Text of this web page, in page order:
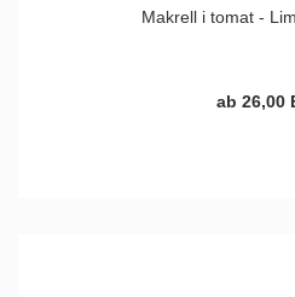
Makrell i tomat -
ab 26,00